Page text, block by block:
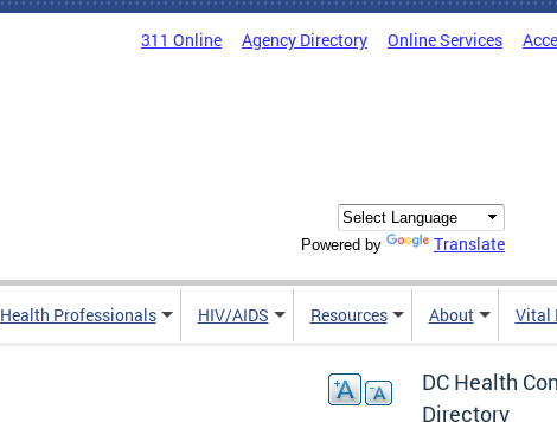
311 Online Agency Directory Online Services
Powered by Translate
Health Professionals HIV/AIDS Resources About Vital
DC Health
Directory